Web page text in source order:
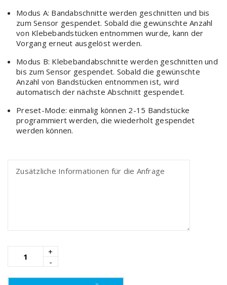
Modus A: Bandabschnitte werden geschnitten und bis
zum Sensor gespendet. Sobald die gewünschte Anzahl
von Klebebandstücken entnommen wurde, kann der
Vorgang erneut ausgelöst werden.
Modus B: Klebebandabschnitte werden geschnitten und
bis zum Sensor gespendet. Sobald die gewünschte
Anzahl von Bandstücken entnommen ist, wird
automatisch der nächste Abschnitt gespendet.
Preset-Mode: einmalig können 2-15 Bandstücke
programmiert werden, die wiederholt gespendet
werden können.